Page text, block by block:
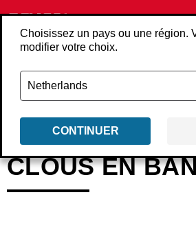
Choisissez un pays ou une région.
modifier votre choix.
CONTINUER
Retour Produits Consommables
CLOUS EN